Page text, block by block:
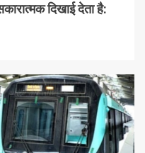
दिखाई देता है: